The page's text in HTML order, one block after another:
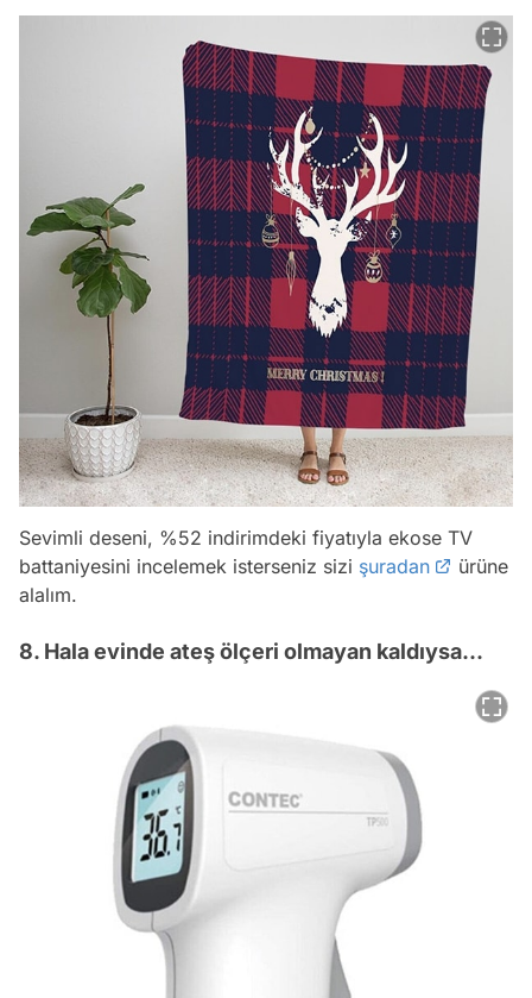
Sevimli deseni, %52 indirimdeki fiyatıyla ekose TV
battaniyesini incelemek isterseniz sizi şuradan
ürüne
alalım.
8. Hala evinde ateş ölçeri olmayan kaldıysa...